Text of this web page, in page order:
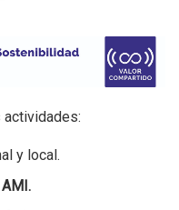
actividades:
y local.